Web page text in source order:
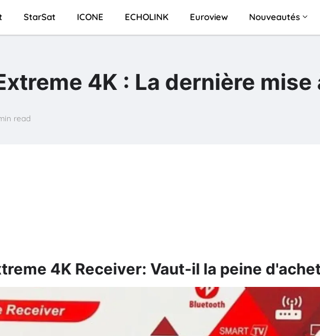
StarSat ICONE ECHOLINK Euroview Nouveautés
4K : La dernière mise
read
4K Receiver: Vaut-il la peine